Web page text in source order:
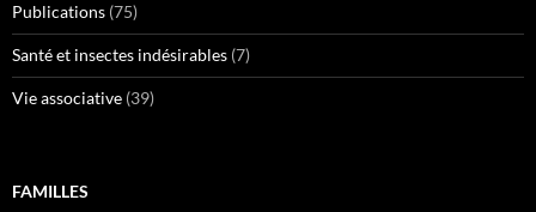
Publications (75)
Santé et insectes indésirables (7)
Vie associative (39)
FAMILLES